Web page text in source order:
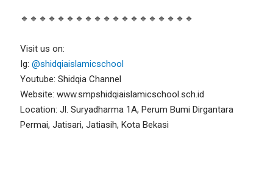
🔹🔹🔹🔹🔹🔹🔹🔹🔹🔹🔹🔹🔹🔹🔹🔹🔹🔹🔹
Visit us on:
Ig:@shidqiaislamicschool
Youtube: Shidqia Channel
Website: www.smpshidqiaislamicschool.sch.id
Location: Jl. Suryadharma 1A, Perum Bumi Dirgantara
Permai, Jatisari, Jatiasih, Kota Bekasi